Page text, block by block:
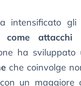
intensificato
come
ha sviluppato
che coinvolge
un maggiore